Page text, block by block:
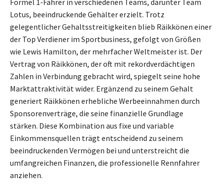
Lotus, beeindruckende Gehälter erzielt. Trotz
gelegentlicher Gehaltsstreitigkeiten blieb Räikkönen einer
der Top Verdiener im Sportbusiness, gefolgt von Größen
wie Lewis Hamilton, der mehrfacher Weltmeister ist. Der
Vertrag von Räikkönen, der oft mit rekordverdächtigen
Zahlen in Verbindung gebracht wird, spiegelt seine hohe
Marktattraktivität wider. Ergänzend zu seinem Gehalt
generiert Räikkönen erhebliche Werbeeinnahmen durch
Sponsorenverträge, die seine finanzielle Grundlage
stärken. Diese Kombination aus fixe und variable
Einkommensquellen trägt entscheidend zu seinem
beeindruckenden Vermögen bei und unterstreicht die
umfangreichen Finanzen, die professionelle Rennfahrer
anziehen.